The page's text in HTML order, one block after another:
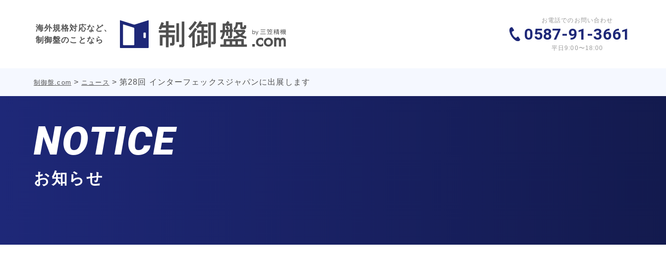
海外規格対応など、
制御盤のことなら
お電話でのお問い合わせ
0587-91-3661
平日9:00〜18:00
制御盤.com > ニュース >第28回 インターフェックスジャパンに出展します
NOTICE
お知らせ